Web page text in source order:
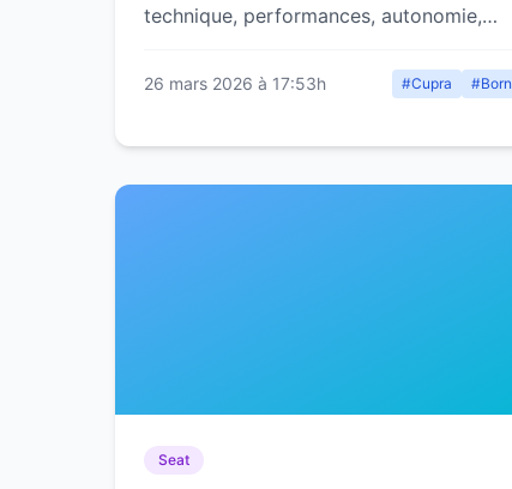
technique, performances, autonomie,
26 mars 2026 à 17:53h #Cupra #Born
Seat